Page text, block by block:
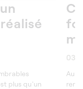
plus qu'un
03/
Au